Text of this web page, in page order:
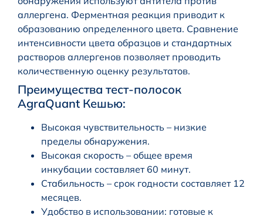
аллергена. Ферментная реакция приводит к
образованию определенного цвета. Сравнение
интенсивности цвета образцов и стандартных
растворов аллергенов позволяет проводить
количественную оценку результатов.
Преимущества тест-полосок
AgraQuant Кешью:
Высокая чувствительность – низкие
пределы обнаружения.
Высокая скорость – общее время
инкубации составляет 60 минут.
Стабильность – срок годности составляет 12
месяцев.
Удобство в использовании: готовые к